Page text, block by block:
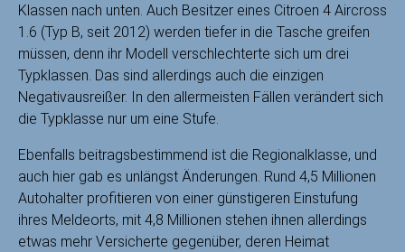
Klassen nach unten. Auch Besitzer eines Citroen 4 Aircross
1.6 (Typ B, seit 2012) werden tiefer in die Tasche greifen
müssen, denn ihr Modell verschlechterte sich um drei
Typklassen. Das sind allerdings auch die einzigen
Negativausreißer. In den allermeisten Fällen verändert sich
die Typklasse nur um eine Stufe.
Ebenfalls beitragsbestimmend ist die Regionalklasse, und
auch hier gab es unlängst Änderungen. Rund 4,5 Millionen
Autohalter profitieren von einer günstigeren Einstufung
ihres Meldeorts, mit 4,8 Millionen stehen ihnen allerdings
etwas mehr Versicherte gegenüber, deren Heimat